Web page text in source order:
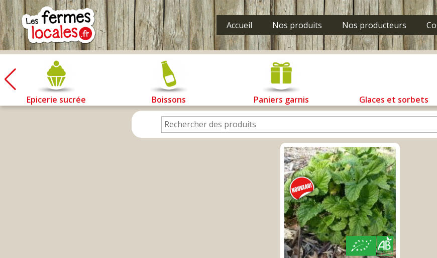
Fermes
locales
Accueil Nos produits Nos producteurs
Epicerie sucrée Boissons Paniers garnis Glaces et sorbets